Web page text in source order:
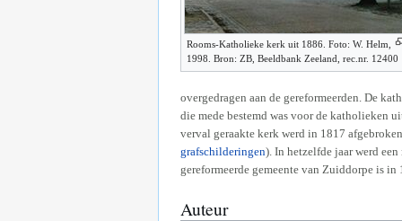
Rooms-Katholieke kerk uit 1886. Foto: W. Helm,
1998. Bron: ZB, Beeldbank Zeeland, rec.nr. 12400
overgedragen aan de gereformeerden. De
die mede bestemd was voor de katholieken
verval geraakte kerk werd in 1817
grafschilderingen). In hetzelfde jaar werd
gereformeerde gemeente van Zuiddorpe is
Auteur